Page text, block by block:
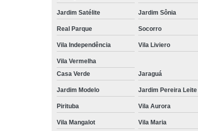
Jardim Satélite Jardim Sônia
Real Parque Socorro
Vila Independência Vila Liviero
Vila Vermelha
Casa Verde
Jaraguá
Jardim Modelo Jardim Pereira Leite
Pirituba Vila Aurora
Vila Mangalot Vila Maria